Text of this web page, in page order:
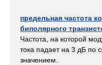
предельная частота
биполярного
Частота, на которой
тока падает на 3 дБ по
значением.